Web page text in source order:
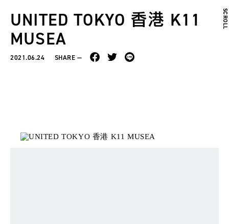
UNITED TOKYO 香港 K11
MUSEA
2021.06.24 SHARE
SCROLL